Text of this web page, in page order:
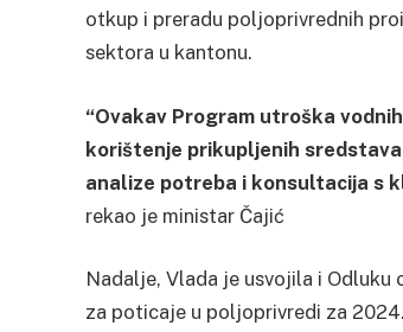
otkup i preradu poljoprivrednih
sektora u kantonu.
“Ovakav Program utroška
korištenje prikupljenih
analize potreba i konsultacija s
rekao je ministar Čajić
Nadalje, Vlada je usvojila i
za poticaje u poljoprivredi za